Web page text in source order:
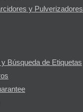
y Pulverizadores
Búsqueda de Etiquetas